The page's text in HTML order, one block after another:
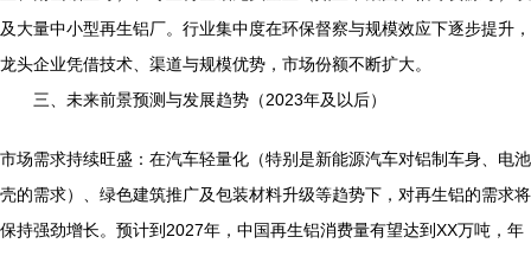
及大量中小型再生铝厂。行业集中度在环保督察与规模效应下逐步提升，
龙头企业凭借技术、渠道与规模优势，市场份额不断扩大。
三、未来前景预测与发展趋势（2023年及以后）
市场需求持续旺盛：在汽车轻量化（特别是新能源汽车对铝制车身、电池
壳的需求）、绿色建筑推广及包装材料升级等趋势下，对再生铝的需求将
保持强劲增长。预计到2027年，中国再生铝消费量有望达到XX万吨，年